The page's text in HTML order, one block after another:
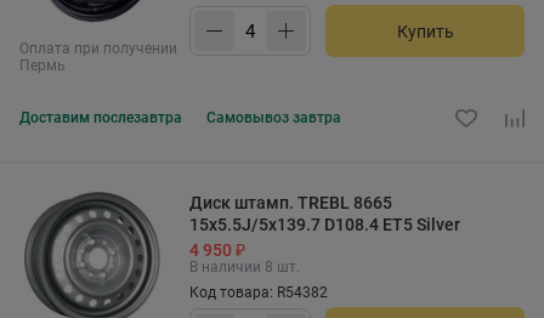
Оплата при получении
Пермь
Купить
Доставим послезавтра Самовывоз завтра
Диск штамп. TREBL 8665
15x5.5J/5x139.7 D108.4 ET5 Silver
4 950 ₽
В наличии 8 шт.
Код товара: R54382